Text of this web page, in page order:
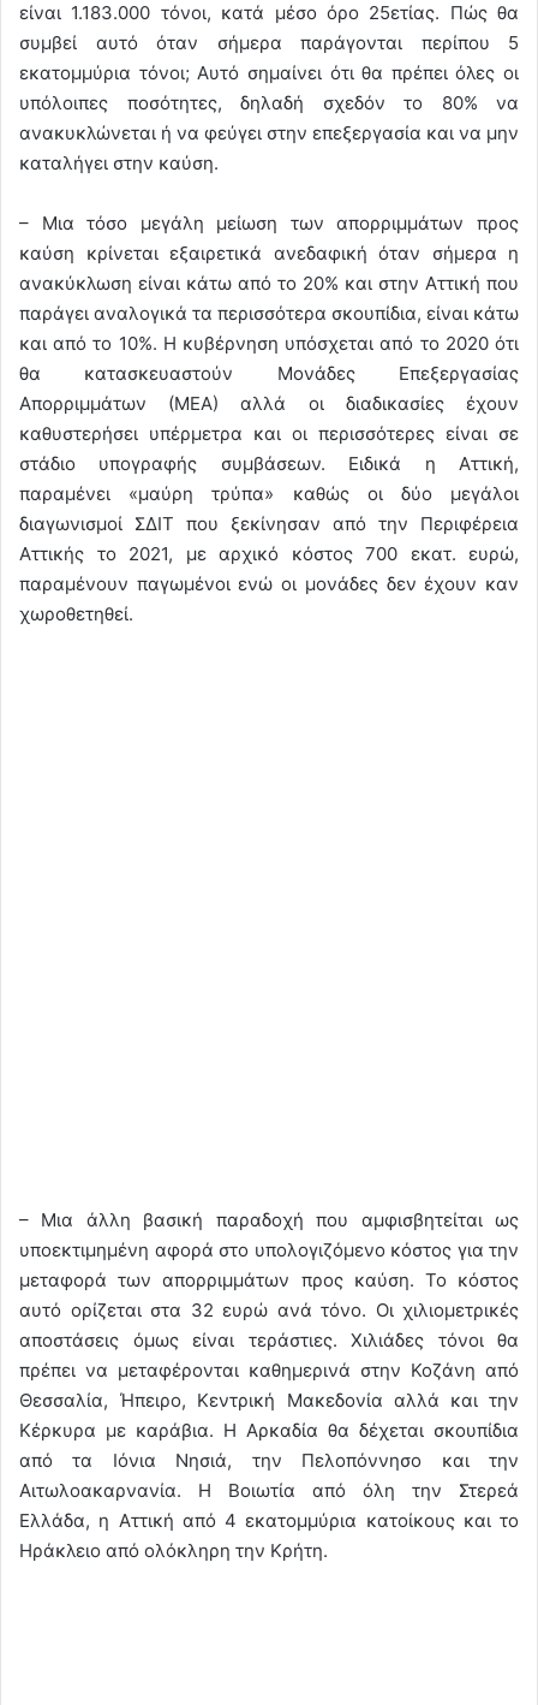
είναι 1.183.000 τόνοι, κατά μέσο όρο 25ετίας. Πώς θα
συμβεί αυτό όταν σήμερα παράγονται περίπου 5
εκατομμύρια τόνοι; Αυτό σημαίνει ότι θα πρέπει όλες οι
υπόλοιπες ποσότητες, δηλαδή σχεδόν το 80% να
ανακυκλώνεται ή να φεύγει στην επεξεργασία και να μην
καταλήγει στην καύση.
– Μια τόσο μεγάλη μείωση των απορριμμάτων προς
καύση κρίνεται εξαιρετικά ανεδαφική όταν σήμερα η
ανακύκλωση είναι κάτω από το 20% και στην Αττική που
παράγει αναλογικά τα περισσότερα σκουπίδια, είναι κάτω
και από το 10%. Η κυβέρνηση υπόσχεται από το 2020 ότι
θα κατασκευαστούν Μονάδες Επεξεργασίας
Απορριμμάτων (ΜΕΑ) αλλά οι διαδικασίες έχουν
καθυστερήσει υπέρμετρα και οι περισσότερες είναι σε
στάδιο υπογραφής συμβάσεων. Ειδικά η Αττική,
παραμένει «μαύρη τρύπα» καθώς οι δύο μεγάλοι
διαγωνισμοί ΣΔΙΤ που ξεκίνησαν από την Περιφέρεια
Αττικής το 2021, με αρχικό κόστος 700 εκατ. ευρώ,
παραμένουν παγωμένοι ενώ οι μονάδες δεν έχουν καν
χωροθετηθεί.
– Μια άλλη βασική παραδοχή που αμφισβητείται ως
υποεκτιμημένη αφορά στο υπολογιζόμενο κόστος για την
μεταφορά των απορριμμάτων προς καύση. Το κόστος
αυτό ορίζεται στα 32 ευρώ ανά τόνο. Οι χιλιομετρικές
αποστάσεις όμως είναι τεράστιες. Χιλιάδες τόνοι θα
πρέπει να μεταφέρονται καθημερινά στην Κοζάνη από
Θεσσαλία, Ήπειρο, Κεντρική Μακεδονία αλλά και την
Κέρκυρα με καράβια. Η Αρκαδία θα δέχεται σκουπίδια
από τα Ιόνια Νησιά, την Πελοπόννησο και την
Αιτωλοακαρνανία. Η Βοιωτία από όλη την Στερεά
Ελλάδα, η Αττική από 4 εκατομμύρια κατοίκους και το
Ηράκλειο από ολόκληρη την Κρήτη.